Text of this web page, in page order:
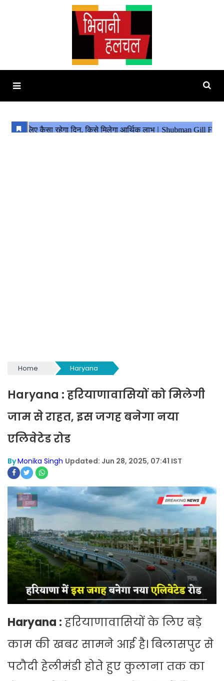
Home Haryana
Haryana : हरियाणावासियों को मिलेगी
जाम से राहत, इस जगह बनेगा नया
एलिवेटेड रोड
ByMonika Singh Updated: Jun 28, 2025, 07:41 IST
Haryana :हरियाणावासियों के लिए बड़े
काम की खबर सामने आई है।बिलासपुर से
पटौदी हेलीमंडी होते हुए कुलाना तक का